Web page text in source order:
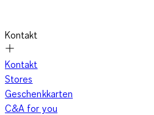
Kontakt
Kontakt
Stores
Geschenkkarten
C&A for you